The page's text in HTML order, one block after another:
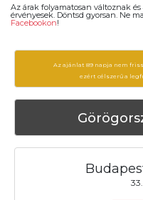
Az árak folyamatosan változnak
érvényesek. Döntsd gyorsan. Ne
Facebookon!
Az ajánlat 89 napja nem
ezért célszerű a